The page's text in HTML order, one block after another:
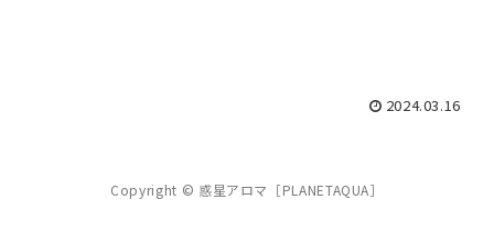
2024.03.16
Copyright © 惑星アロマ［PLANETAQUA］